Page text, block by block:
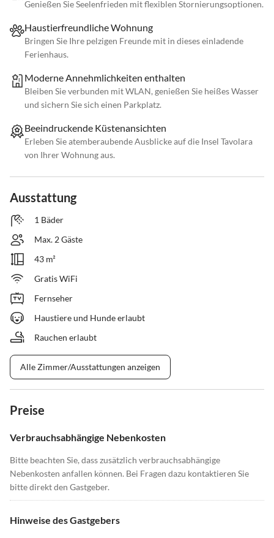
Genießen Sie Seelenfrieden mit flexiblen Stornierungsoptionen.
Haustierfreundliche Wohnung
Bringen Sie Ihre pelzigen Freunde mit in dieses einladende
Ferienhaus.
Moderne Annehmlichkeiten enthalten
Bleiben Sie verbunden mit WLAN, genießen Sie heißes Wasser
und sichern Sie sich einen Parkplatz.
Beeindruckende Küstenansichten
Erleben Sie atemberaubende Ausblicke auf die Insel Tavolara
von Ihrer Wohnung aus.
Ausstattung
1 Bäder
Max. 2 Gäste
43 m²
Gratis WiFi
Fernseher
Haustiere und Hunde erlaubt
Rauchen erlaubt
Alle Zimmer/Ausstattungen anzeigen
Preise
Verbrauchsabhängige Nebenkosten
Bitte beachten Sie, dass zusätzlich verbrauchsabhängige
Nebenkosten anfallen können. Bei Fragen dazu kontaktieren Sie
bitte direkt den Gastgeber.
Hinweise des Gastgebers